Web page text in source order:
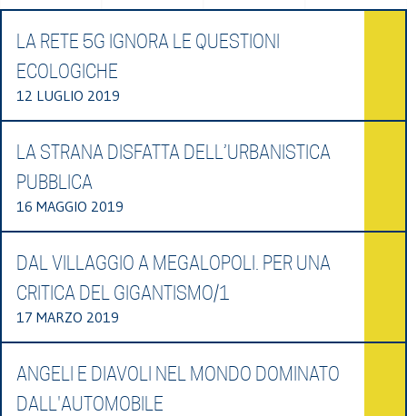
LA RETE 5G IGNORA LE QUESTIONI
ECOLOGICHE
12 LUGLIO 2019
LA STRANA DISFATTA DELL’URBANISTICA
PUBBLICA
16 MAGGIO 2019
DAL VILLAGGIO A MEGALOPOLI. PER UNA
CRITICA DEL GIGANTISMO/1
17 MARZO 2019
ANGELI E DIAVOLI NEL MONDO DOMINATO
DALL'AUTOMOBILE